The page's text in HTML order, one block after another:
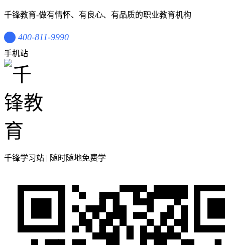
千锋教育-做有情怀、有良心、有品质的职业教育机构
400-811-9990
手机站
千锋学习站 | 随时随地免费学